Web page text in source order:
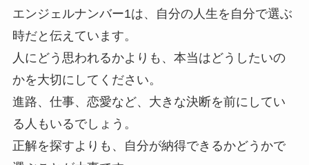
エンジェルナンバー1は、自分の人生を自分で選ぶ
時だと伝えています。
人にどう思われるかよりも、本当はどうしたいの
かを大切にしてください。
進路、仕事、恋愛など、大きな決断を前にしてい
る人もいるでしょう。
正解を探すよりも、自分が納得できるかどうかで